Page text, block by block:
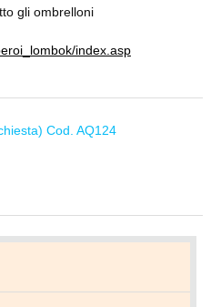
gli ombrelloni
index.asp
Cod. AQ124